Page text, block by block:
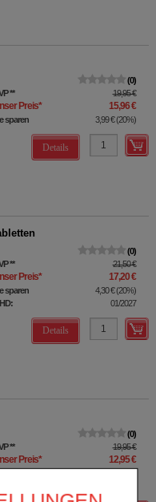
0
** 19,95 €
Preis* 15,96 €
sparen 3,99 €(20%)
Details
0
** 21,50 €
Preis* 17,20 €
sparen 4,30 €(20%)
01/2027
Details
0
** 19,95 €
Preis* 12,95 €